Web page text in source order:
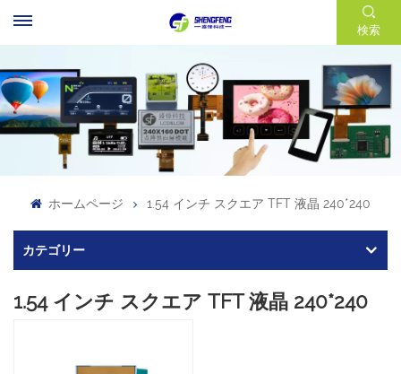
検索
ホームページ 1.54 インチ スクエア TFT 液晶 240*240
カテゴリー
1.54 インチ スクエア TFT 液晶 240*240